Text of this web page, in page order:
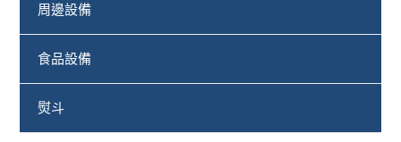
周邊設備
食品設備
熨斗